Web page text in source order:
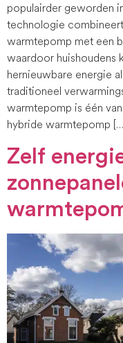
populairder geworden
technologie
warmtepomp met een
waardoor huishoudens
hernieuwbare energie
traditioneel
warmtepomp is één
hybride warmtepomp
Zelf